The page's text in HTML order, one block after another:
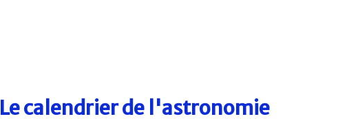
Le calendrier de l'astronomie